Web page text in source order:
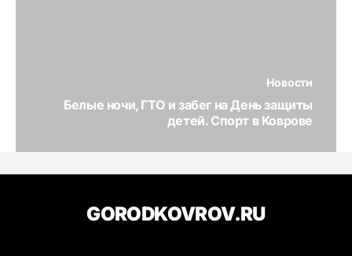
Новости
Белые ночи, ГТО и забег на День защиты
детей. Спорт в Коврове
GORODKOVROV.RU